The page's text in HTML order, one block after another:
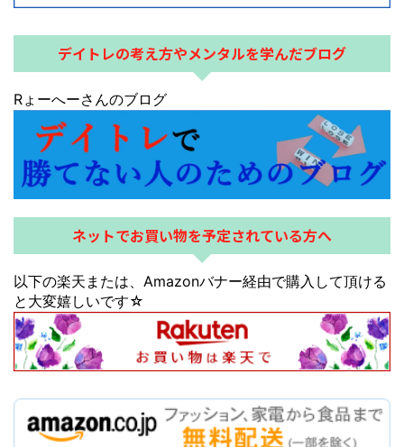
デイトレの考え方やメンタルを学んだブログ
Rょーへーさんのブログ
ネットでお買い物を予定されている方へ
以下の楽天または、Amazonバナー経由で購入して頂ける
と大変嬉しいです☆